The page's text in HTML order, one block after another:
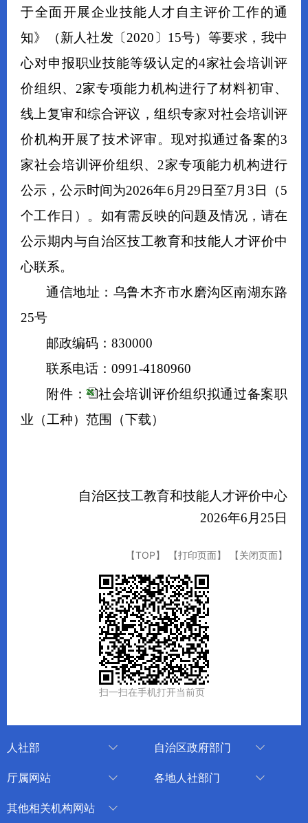
于全面开展企业技能人才自主评价工作的通
知》（新人社发〔 2020 〕 15号） 等要求， 我中
心对申报职业技能等级认定的4家社会培训评
价组织、 2家专项能力机构进行了材料初审、
线上复审和综合评议，组织专家对社会培训评
价机构开展了技术评审。现对拟通过备案的3
家社会培训评价组织、 2家专项能力机构进行
公示，公示时间为2026年6 月 29 日至7 月 3 日（5
个工作日）。如有需反映的问题及情况，请在
公示期内与自治区技工教育和技能人才评价中
心联系。
通信地址：乌鲁木齐市水磨沟区南湖东路
25号
邮政编码：830000
联系电话：0991-4180960
附件 ：
社会培训评价组织拟通过备案职
业（工种）范围
（下载）
自治区技工教育和技能人才评价中心
2026年6 月 25 日
【TOP】 【打印页面】 【关闭页面】
扫一扫在手机打开当前页
人社部 自治区政府部门
审计厅
厅属网站
中国新疆人才网
各地人社部门
其他相关机构网站